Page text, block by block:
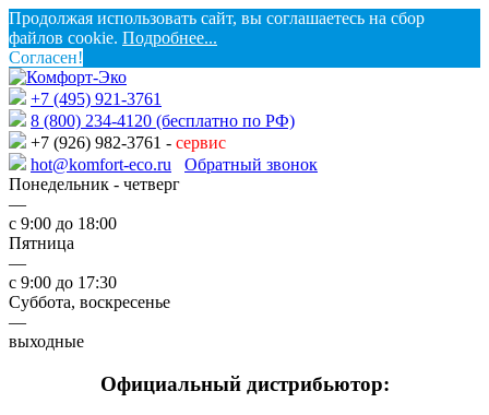
Продолжая использовать сайт, вы соглашаетесь на сбор
файлов cookie. Подробнее...
Согласен!
+7 (495) 921-3761
8 (800) 234-4120 (бесплатно по РФ)
+7 (926) 982-3761 - сервис
hot@komfort-eco.ru
Обратный звонок
Понедельник - четверг
—
с 9:00 до 18:00
Пятница
—
с 9:00 до 17:30
Суббота, воскресенье
—
выходные
Официальный дистрибьютор: